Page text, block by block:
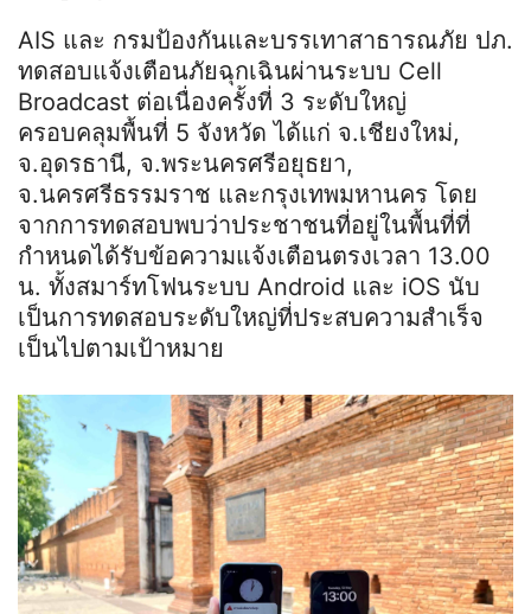
AIS และ กรมป้องกันและบรรเทาสาธารณภัย ปภ.
ทดสอบแจ้งเตือนภัยฉุกเฉินผ่านระบบ Cell
Broadcast ต่อเนื่องครั้งที่ 3 ระดับใหญ่
ครอบคลุมพื้นที่ 5 จังหวัด ได้แก่ จ.เชียงใหม่,
จ.อุดรธานี, จ.พระนครศรีอยุธยา,
จ.นครศรีธรรมราช และกรุงเทพมหานคร โดย
จากการทดสอบพบว่าประชาชนที่อยู่ในพื้นที่ที่
กำหนดได้รับข้อความแจ้งเตือนตรงเวลา 13.00
น. ทั้งสมาร์ทโฟนระบบ Android และ iOS นับ
เป็นการทดสอบระดับใหญ่ที่ประสบความสำเร็จ
เป็นไปตามเป้าหมาย